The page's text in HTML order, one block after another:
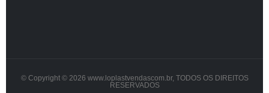
© Copyright © 2026 www.loplastvendascom.br, TODOS OS DIREITOS
RESERVADOS